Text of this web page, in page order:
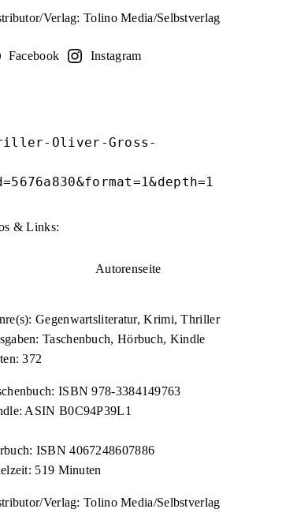
Verlag: Tolino Media/Selbstverlag
Facebook Instagram
Oliver-Gross-
& Links:
Autorenseite
Gegenwartsliteratur, Krimi, Thriller
Taschenbuch, Hörbuch, Kindle
372
ISBN 978-3384149763
ASIN B0C94P39L1
ISBN 4067248607886
519 Minuten
Verlag: Tolino Media/Selbstverlag